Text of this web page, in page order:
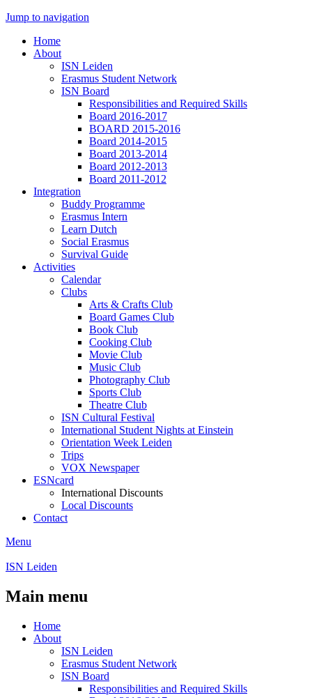
Jump to navigation
Home
About
ISN Leiden
Erasmus Student Network
ISN Board
Responsibilities and Required Skills
Board 2016-2017
BOARD 2015-2016
Board 2014-2015
Board 2013-2014
Board 2012-2013
Board 2011-2012
Integration
Buddy Programme
Erasmus Intern
Learn Dutch
Social Erasmus
Survival Guide
Activities
Calendar
Clubs
Arts & Crafts Club
Board Games Club
Book Club
Cooking Club
Movie Club
Music Club
Photography Club
Sports Club
Theatre Club
ISN Cultural Festival
International Student Nights at Einstein
Orientation Week Leiden
Trips
VOX Newspaper
ESNcard
International Discounts
Local Discounts
Contact
Menu
ISN Leiden
Main menu
Home
About
ISN Leiden
Erasmus Student Network
ISN Board
Responsibilities and Required Skills